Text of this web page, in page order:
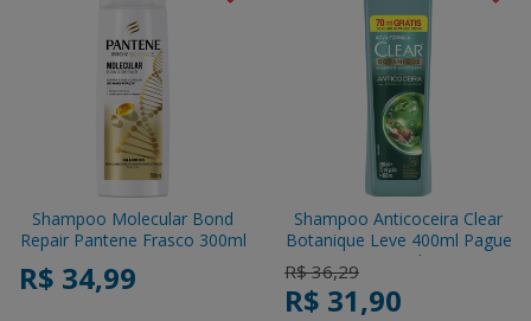
Shampoo Molecular Bond
Repair Pantene Frasco 300ml
R$ 34,99
Shampoo Anticoceira Clear
Botanique Leve 400ml Pague
330ml
Price reduced from
R$ 36,29to
R$ 31,90